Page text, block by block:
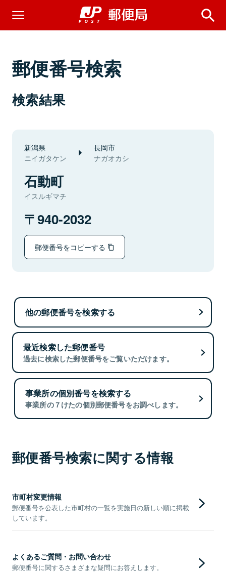
郵便番号検索
検索結果
新潟県
ニイガタケン
長岡市
ナガオカシ
石動町
イスルギマチ
940-2032
郵便番号をコピーする
他の郵便番号を検索する
最近検索した郵便番号
過去に検索した郵便番号をご覧いただけます。
事業所の個別番号を検索する
事業所の７けたの個別郵便番号をお調べします。
郵便番号検索に関する情報
市町村変更情報
郵便番号を公表した市町村の一覧を実施日の新しい順に掲載
しています。
よくあるご質問・お問い合わせ
郵便番号に関するさまざまな疑問にお答えします。